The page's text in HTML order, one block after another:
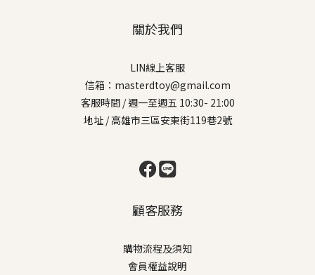
關於我們
LIN線上客服
信箱：masterdtoy@gmail.com
客服時間 / 週一至週五 10:30- 21:00
地址 / 高雄市三區安東街119巷2號
顧客服務
購物流程及須知
會員權益說明